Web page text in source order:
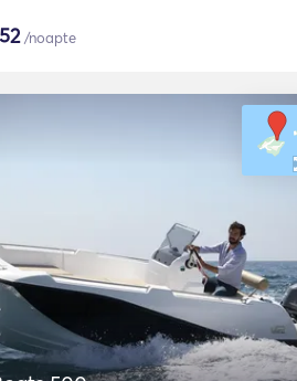
/noapte